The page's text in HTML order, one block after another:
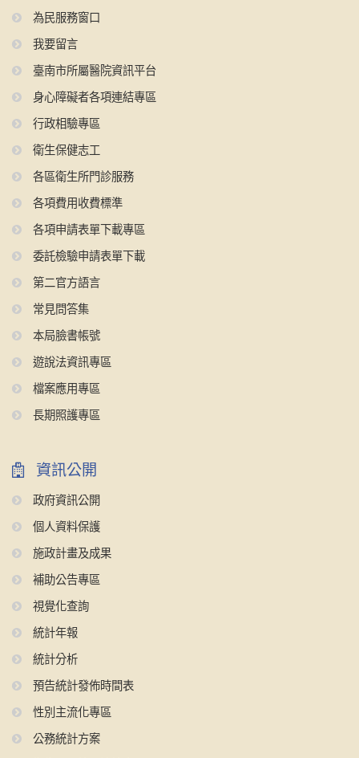
為民服務窗口
我要留言
臺南市所屬醫院資訊平台
身心障礙者各項連結專區
行政相驗專區
衛生保健志工
各區衛生所門診服務
各項費用收費標準
各項申請表單下載專區
委託檢驗申請表單下載
第二官方語言
常見問答集
本局臉書帳號
遊說法資訊專區
檔案應用專區
長期照護專區
資訊公開
政府資訊公開
個人資料保護
施政計畫及成果
補助公告專區
視覺化查詢
統計年報
統計分析
預告統計發佈時間表
性別主流化專區
公務統計方案